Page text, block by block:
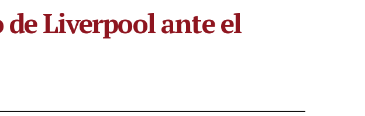
Liverpool ante el